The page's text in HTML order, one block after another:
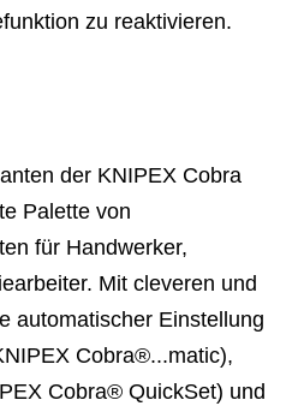
zu reaktivieren.
der KNIPEX Cobra
Palette von
für Handwerker,
Mit cleveren und
automatischer Einstellung
Cobra®...matic),
Cobra® QuickSet) und